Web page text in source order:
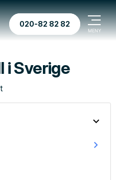
020-82 82 82
i Sverige